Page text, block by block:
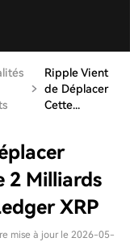
Ripple Vient
de Déplacer
Cette...
2 Milliards
XRP
mise à jour le 2026-05-